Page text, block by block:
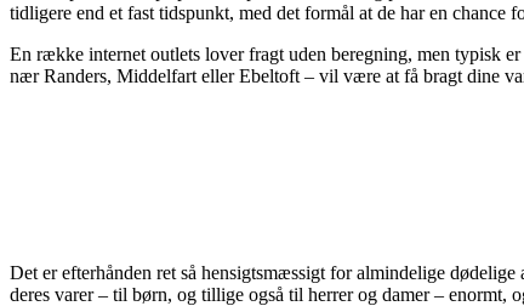
tidligere end et fast tidspunkt, med det formål at de har en chance
En række internet outlets lover fragt uden beregning, men typisk
nær Randers, Middelfart eller Ebeltoft – vil være at få bragt dine
Det er efterhånden ret så hensigtsmæssigt for almindelige
deres varer – til børn, og tillige også til herrer og damer – enormt,